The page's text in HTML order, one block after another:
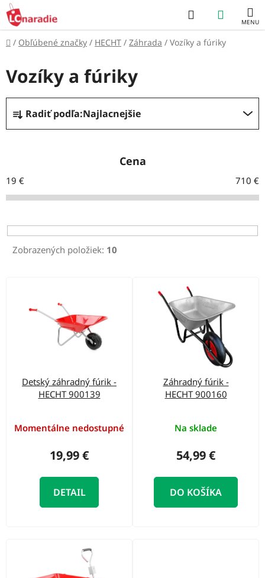
Prejsť
na
obsah
Hľadať
KOŠÍK
Domov
/ Obľúbené značky / HECHT / Záhrada / Vozíky a fúriky
Vozíky a fúriky
R
a
n
i
p
r
Radiť podľa:Najlacnejšie
Cena
19 € 710 €
Zobrazených položiek: 10
d
Detský záhradný fúrik -
HECHT 900139
Momentálne nedostupné
19,99 €
DETAIL
Záhradný fúrik -
HECHT 900160
Na sklade
54,99 €
DO KOŠÍKA